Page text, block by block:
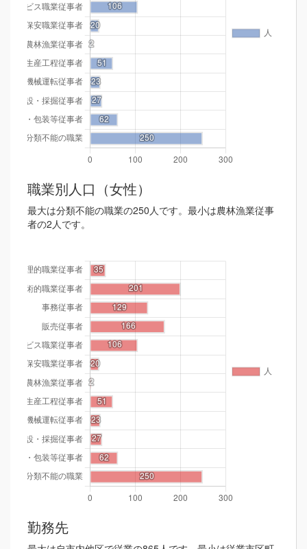
職業別人口（女性）
最大は分類不能の職業の250人です。最小は農林漁業従事
者の2人です。
勤務先